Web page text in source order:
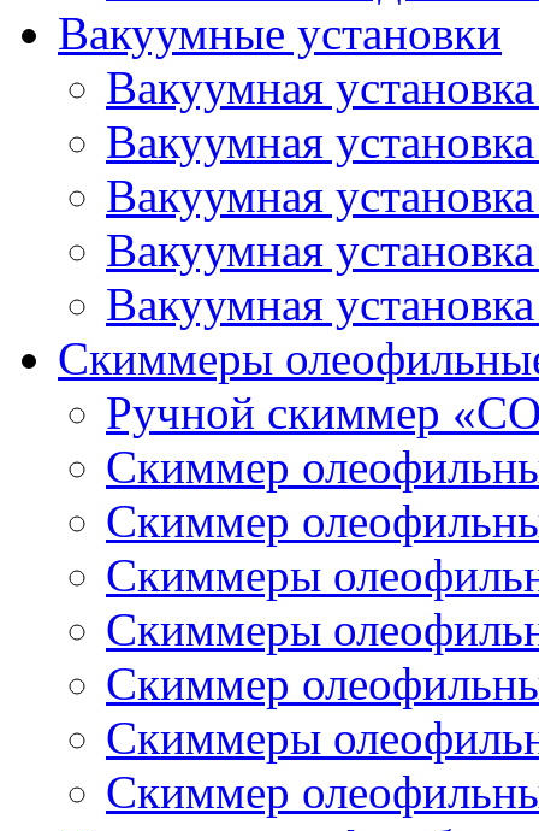
Вакуумные установки
Вакуумная
Вакуумная
Вакуумная
Вакуумная
Вакуумная
Скиммеры
Ручной скиммер
Скиммер
Скиммер
Скиммеры
Скиммеры
Скиммер
Скиммеры
Скиммер